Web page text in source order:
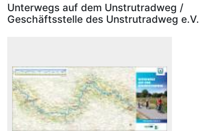
Statistiken
Unterwegs auf dem Unstrutradweg /
Geschäftsstelle des Unstrutradweg e.V.